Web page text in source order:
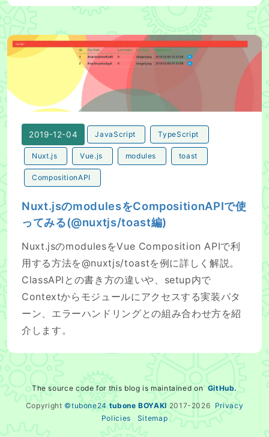
Nuxt.jsのmodulesをCompositionAPIで使ってみる
2019-12-04 JavaScript TypeScript
Nuxt.js Vue.js modules toast
CompositionAPI
Nuxt.jsのmodulesをCompositionAPIで使
ってみる(@nuxtjs/toast編)
Nuxt.jsのmodulesをVue Composition APIで利
用する方法を@nuxtjs/toastを例に詳しく解説。
ClassAPIとの書き方の違いや、setup内で
Contextからモジュールにアクセスする実装パタ
ーン、エラーハンドリングとの組み合わせ方を紹
介します。
The source code for this blog is maintained onGitHub.
Copyright ©tubone24 tubone BOYAKI 2017- 2026 Privacy
Policies
Sitemap